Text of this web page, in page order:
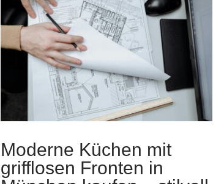
Moderne Küchen mit
grifflosen Fronten in